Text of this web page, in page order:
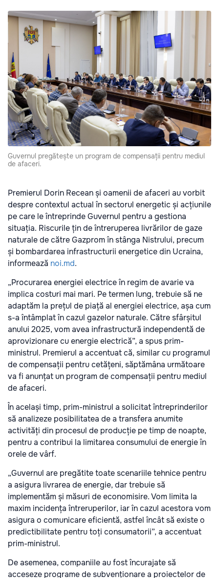
Guvernul pregătește un program de compensații pentru mediul
de afaceri.
Premierul Dorin Recean și oamenii de afaceri au vorbit
despre contextul actual în sectorul energetic și acțiunile
pe care le întreprinde Guvernul pentru a gestiona
situația. Riscurile țin de întreruperea livrărilor de gaze
naturale de către Gazprom în stânga Nistrului, precum
și bombardarea infrastructurii energetice din Ucraina,
informează noi.md.
„Procurarea energiei electrice în regim de avarie va
implica costuri mai mari. Pe termen lung, trebuie să ne
adaptăm la prețul de piață al energiei electrice, așa cum
s-a întâmplat în cazul gazelor naturale. Către sfârșitul
anului 2025, vom avea infrastructură independentă de
aprovizionare cu energie electrică”, a spus prim-
ministrul. Premierul a accentuat că, similar cu programul
de compensații pentru cetățeni, săptămâna următoare
va fi anunțat un program de compensații pentru mediul
de afaceri.
În același timp, prim-ministrul a solicitat întreprinderilor
să analizeze posibilitatea de a transfera anumite
activități din procesul de producție pe timp de noapte,
pentru a contribui la limitarea consumului de energie în
orele de vârf.
„Guvernul are pregătite toate scenariile tehnice pentru
a asigura livrarea de energie, dar trebuie să
implementăm și măsuri de economisire. Vom limita la
maxim incidența întreruperilor, iar în cazul acestora vom
asigura o comunicare eficientă, astfel încât să existe o
predictibilitate pentru toți consumatorii”, a accentuat
prim-ministrul.
De asemenea, companiile au fost încurajate să
acceseze programe de subvenționare a proiectelor de